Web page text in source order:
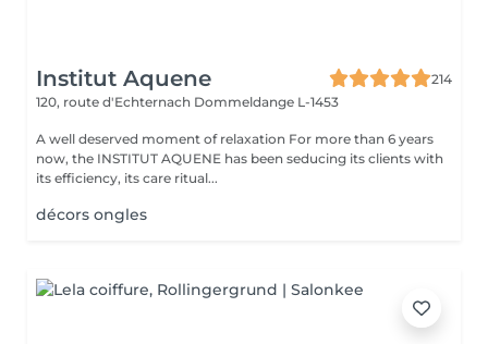
Institut Aquene
214
120, route d'Echternach Dommeldange L-1453
A well deserved moment of relaxation For more than 6 years
now, the INSTITUT AQUENE has been seducing its clients with
its efficiency, its care ritual...
décors ongles